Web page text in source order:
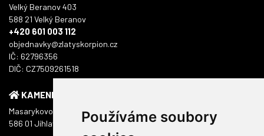
Používáme soubory
Velký Beranov 403
588 21 Velký Beranov
+420 601 003 112
objednavky@zlatyskorpion.cz
IČ: 62796356
DIČ: CZ7509261518
KAMENNÁ PRODEJNA
Masarykovo náměstí 1217/51
586 01 Jihlava